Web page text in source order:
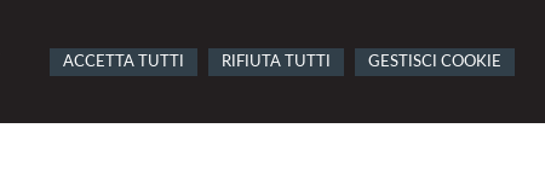
ACCETTA TUTTI RIFIUTA TUTTI GESTISCI COOKIE